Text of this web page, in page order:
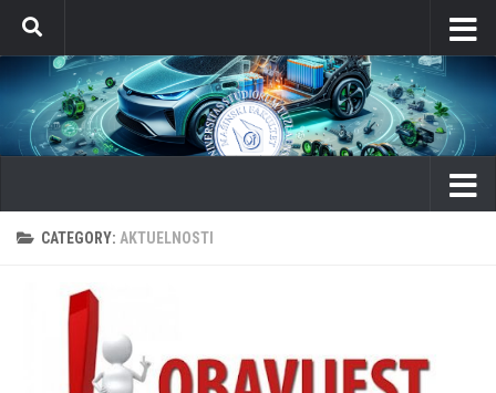
Skip to content
CATEGORY: AKTUELNOSTI